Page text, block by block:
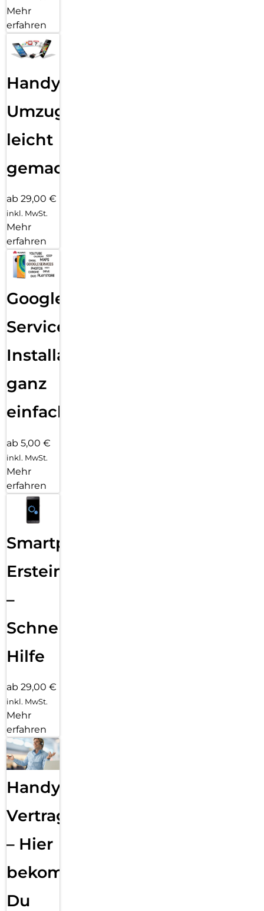
Mehr
erfahren
Handy
Umzug
leicht
gemacht!
ab 29,00 €
inkl. MwSt.
Mehr
erfahren
Google
Services
Installation
ganz
einfach
ab 5,00 €
inkl. MwSt.
Mehr
erfahren
Smartphone
Ersteinrichtung
–
Schnelle
Hilfe
ab 29,00 €
inkl. MwSt.
Mehr
erfahren
Handy
Vertragsabwicklung
– Hier
bekommst
Du